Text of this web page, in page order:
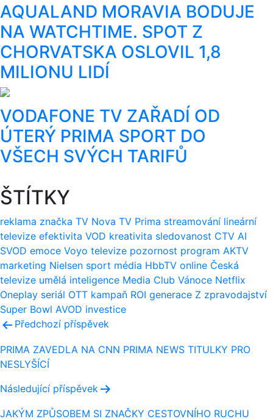
AQUALAND MORAVIA BODUJE
NA WATCHTIME. SPOT Z
CHORVATSKA OSLOVIL 1,8
MILIONU LIDÍ
VODAFONE TV ZAŘADÍ OD
ÚTERÝ PRIMA SPORT DO
VŠECH SVÝCH TARIFŮ
ŠTÍTKY
reklama značka TV Nova TV Prima streamování lineární
televize efektivita VOD kreativita sledovanost CTV AI
SVOD emoce Voyo televize pozornost program AKTV
marketing Nielsen sport média HbbTV online Česká
televize umělá inteligence Media Club Vánoce Netflix
Oneplay seriál OTT kampaň ROI generace Z zpravodajství
Super Bowl AVOD investice
Navigace
pro
příspěvek
Předchozí příspěvek
PRIMA ZAVEDLA NA CNN PRIMA NEWS TITULKY PRO
NESLYŠÍCÍ
Následující příspěvek
JAKÝM ZPŮSOBEM SI ZNAČKY CESTOVNÍHO RUCHU